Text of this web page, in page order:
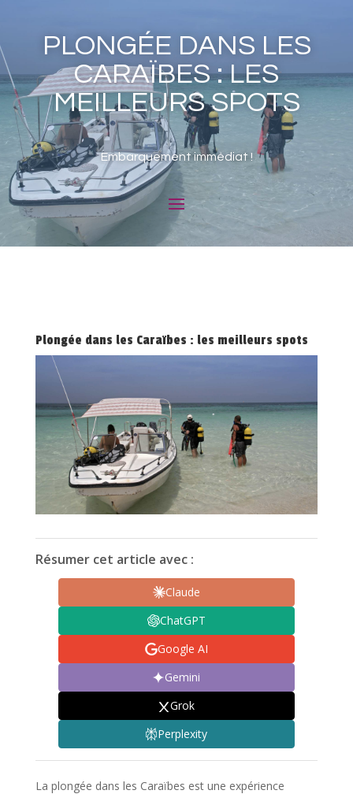
PLONGÉE DANS LES
CARAÏBES : LES
MEILLEURS SPOTS
Embarquement immédiat !
Plongée dans les Caraïbes : les meilleurs spots
Résumer cet article avec :
Claude
ChatGPT
Google AI
Gemini
Grok
Perplexity
La plongée dans les Caraïbes est une expérience